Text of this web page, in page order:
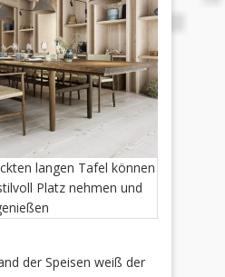
langen Tafel können
Platz nehmen und
der Speisen weiß der